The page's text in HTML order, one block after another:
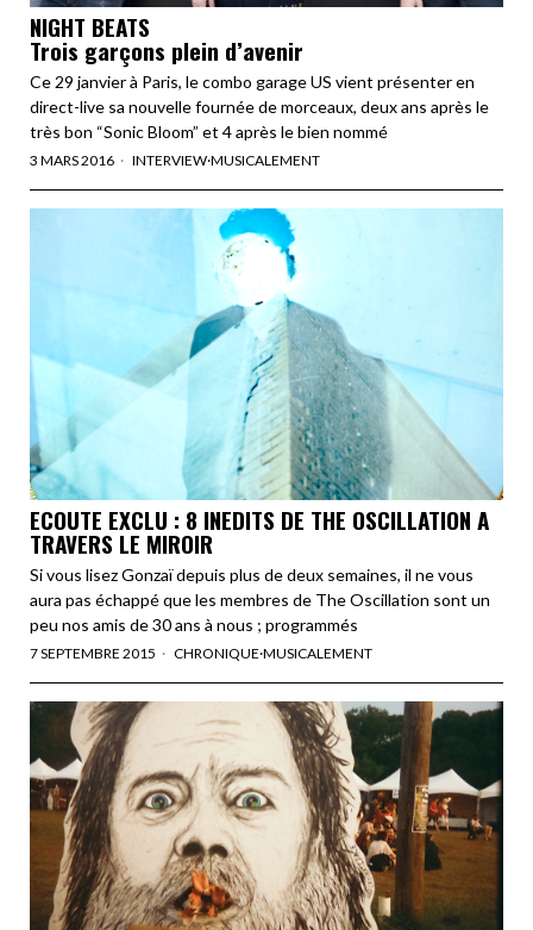
NIGHT BEATS
Trois garçons plein d’avenir
Ce 29 janvier à Paris, le combo garage US vient présenter en
direct-live sa nouvelle fournée de morceaux, deux ans après le
très bon “Sonic Bloom” et 4 après le bien nommé
3 MARS 2016 INTERVIEW·MUSICALEMENT
ECOUTE EXCLU : 8 INEDITS DE THE OSCILLATION A
TRAVERS LE MIROIR
Si vous lisez Gonzaï depuis plus de deux semaines, il ne vous
aura pas échappé que les membres de The Oscillation sont un
peu nos amis de 30 ans à nous ; programmés
7 SEPTEMBRE 2015 CHRONIQUE·MUSICALEMENT